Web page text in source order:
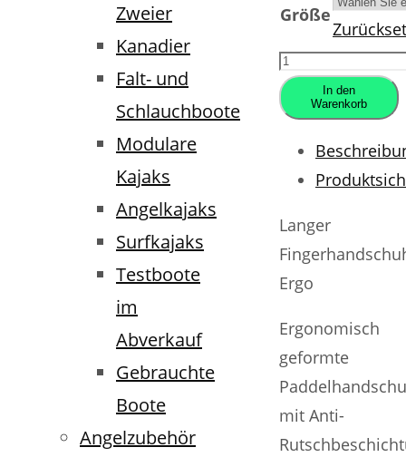
Größe
Ergo
Menge
In den
Warenkorb
Langer
Ergo
Ergonomisch
geformte
mit Anti-
Zweier
Kanadier
Falt- und
Schlauchboote
Modulare
Kajaks
Angelkajaks
Surfkajaks
Testboote
im
Abverkauf
Gebrauchte
Boote
Angelzubehör